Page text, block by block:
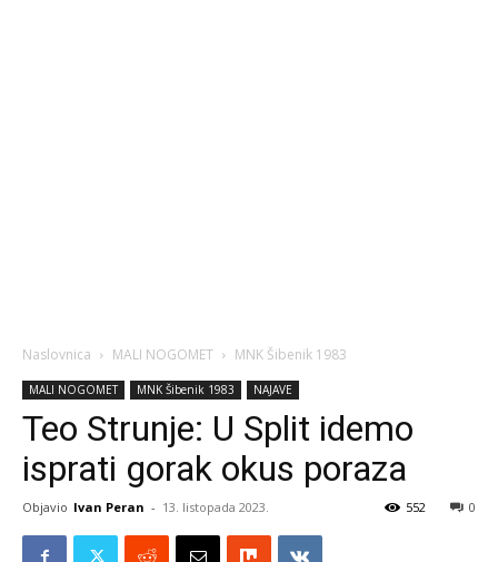
Naslovnica MALI NOGOMET MNK Šibenik 1983
MALI NOGOMET MNK Šibenik 1983 NAJAVE
Teo Strunje: U Split idemo
isprati gorak okus poraza
Objavio Ivan Peran - 13. listopada 2023. 0
552